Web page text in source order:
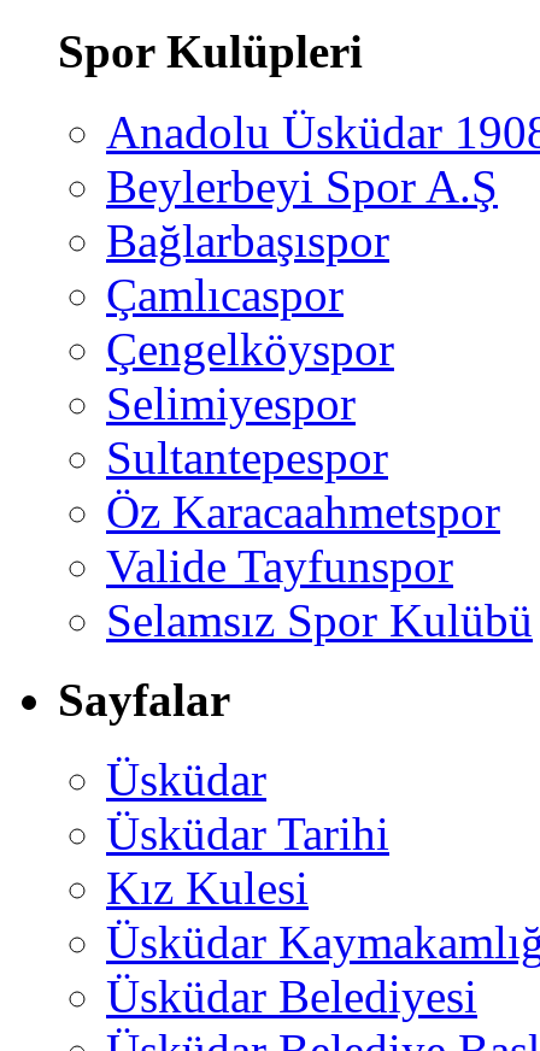
Spor Kulüpleri
Anadolu Üsküdar
Beylerbeyi Spor A.Ş
Bağlarbaşıspor
Çamlıcaspor
Çengelköyspor
Selimiyespor
Sultantepespor
Öz Karacaahmetspor
Valide Tayfunspor
Selamsız Spor Kulübü
Sayfalar
Üsküdar
Üsküdar Tarihi
Kız Kulesi
Üsküdar
Üsküdar Belediyesi